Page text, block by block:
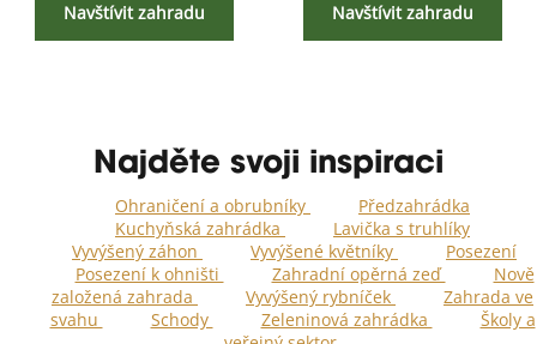
Navštívit zahradu Navštívit zahradu
Najděte svoji inspiraci
Ohraničení a obrubníky
Předzahrádka
Kuchyňská zahrádka
Lavička s truhlíky
Vyvýšený záhon
Vyvýšené květníky
Posezení
Posezení k ohništi
Zahradní opěrná zeď
Nově
založená zahrada
Vyvýšený rybníček
Zahrada ve
svahu
Schody Zeleninová zahrádka
Školy a